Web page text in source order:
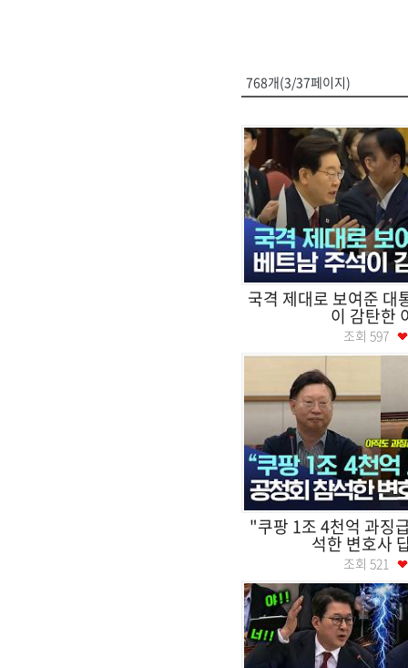
768개(3/37페이지)
국격 제대로 보여준 대
이 감탄한
조회 597
"쿠팡 1조 4천억 과징
석한 변호사
조회 521